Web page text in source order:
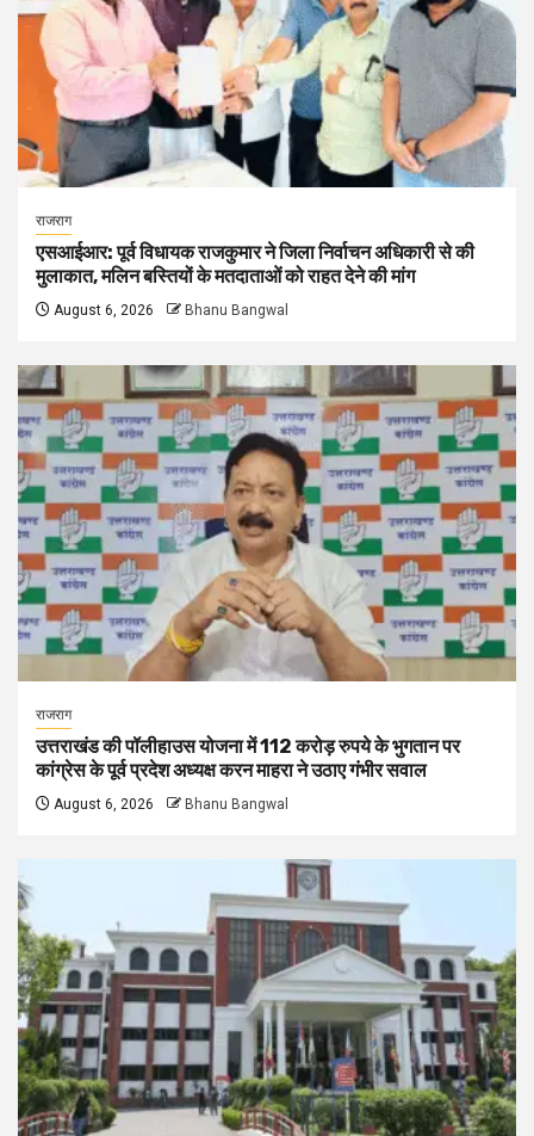
राजराग
एसआईआर: पूर्व विधायक राजकुमार ने जिला निर्वाचन अधिकारी से की
मुलाकात, मलिन बस्तियों के मतदाताओं को राहत देने की मांग
August 6, 2026 Bhanu Bangwal
राजराग
उत्तराखंड की पॉलीहाउस योजना में 112 करोड़ रुपये के भुगतान पर
कांग्रेस के पूर्व प्रदेश अध्यक्ष करन माहरा ने उठाए गंभीर सवाल
August 6, 2026 Bhanu Bangwal